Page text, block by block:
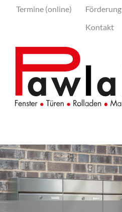
Termine (online) Förderung
Kontakt